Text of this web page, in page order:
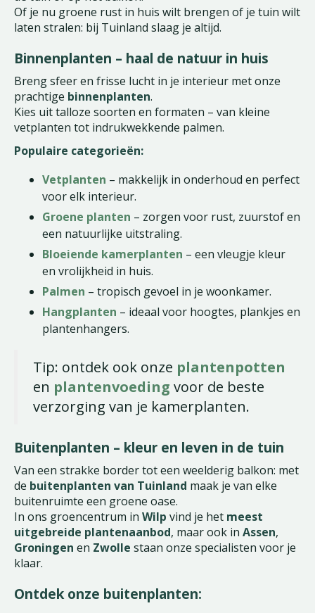
Of je nu groene rust in huis wilt brengen of je tuin wilt
laten stralen: bij Tuinland slaag je altijd.
Binnenplanten – haal de natuur in huis
Breng sfeer en frisse lucht in je interieur met onze
prachtige binnenplanten.
Kies uit talloze soorten en formaten – van kleine
vetplanten tot indrukwekkende palmen.
Populaire categorieën:
Vetplanten – makkelijk in onderhoud en perfect
voor elk interieur.
Groene planten – zorgen voor rust, zuurstof en
een natuurlijke uitstraling.
Bloeiende kamerplanten – een vleugje kleur
en vrolijkheid in huis.
Palmen – tropisch gevoel in je woonkamer.
Hangplanten – ideaal voor hoogtes, plankjes en
plantenhangers.
Tip: ontdek ook onze plantenpotten
en plantenvoeding voor de beste
verzorging van je kamerplanten.
Buitenplanten – kleur en leven in de tuin
Van een strakke border tot een weelderig balkon: met
de buitenplanten van Tuinland maak je van elke
buitenruimte een groene oase.
In ons groencentrum in Wilp vind je het meest
uitgebreide plantenaanbod, maar ook in Assen,
Groningen en Zwolle staan onze specialisten voor je
klaar.
Ontdek onze buitenplanten: